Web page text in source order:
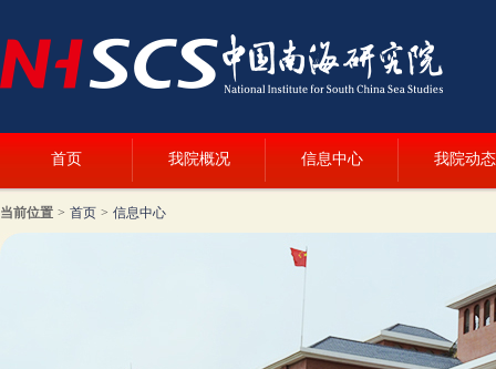
首页 我院概况 信息中心 我院动态
当前位置 > 首页 > 信息中心